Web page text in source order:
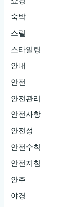
숙박
스릴
스타일링
안내
안전
안전관리
안전사항
안전성
안전수칙
안전지침
안주
야경